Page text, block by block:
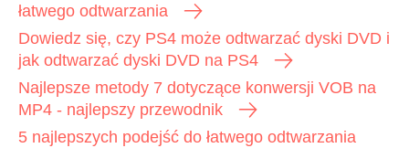
łatwego odtwarzania
Dowiedz się, czy PS4 może odtwarzać dyski DVD i
jak odtwarzać dyski DVD na PS4
Najlepsze metody 7 dotyczące konwersji VOB na
MP4 - najlepszy przewodnik
5 najlepszych podejść do łatwego odtwarzania